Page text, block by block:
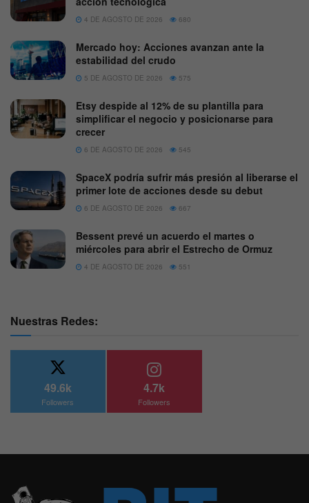
4 DE AGOSTO DE 2026 680
Mercado hoy: Acciones avanzan ante la
estabilidad del crudo
5 DE AGOSTO DE 2026 575
Etsy despide al 12% de su plantilla para
simplificar el negocio y posicionarse para
crecer
6 DE AGOSTO DE 2026 545
SpaceX podría sufrir más presión al liberarse el
primer lote de acciones desde su debut
6 DE AGOSTO DE 2026 667
Bessent prevé un acuerdo el martes o
miércoles para abrir el Estrecho de Ormuz
4 DE AGOSTO DE 2026 551
Nuestras Redes:
49.6k
Followers
4.7k
Followers